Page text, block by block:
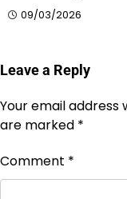
09/03/2026
Leave a Reply
Your email address
are marked *
Comment *